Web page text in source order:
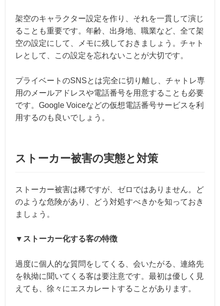
架空のキャラクター設定を作り、それを一貫して演じ
ることも重要です。年齢、出身地、職業など、全て架
空の設定にして、メモに残しておきましょう。チャト
レとして、この設定を忘れないことが大切です。
プライベートのSNSとは完全に切り離し、チャトレ専
用のメールアドレスや電話番号を用意することも必要
です。Google Voiceなどの仮想電話番号サービスを利
用するのも良いでしょう。
ストーカー被害の実態と対策
ストーカー被害は稀ですが、ゼロではありません。ど
のような危険があり、どう対処すべきかを知っておき
ましょう。
▼ストーカー化する客の特徴
過度に個人的な質問をしてくる、会いたがる、連絡先
を執拗に聞いてくる客は要注意です。最初は優しく見
えても、徐々にエスカレートすることがあります。